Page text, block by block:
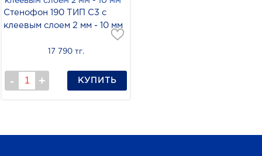
Стенофон 190 ТИП С3 с
клеевым слоем 2 мм - 10 мм
17 790 тг.
КУПИТЬ